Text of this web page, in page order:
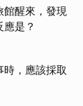
醒來，發現
是？
，應該採取